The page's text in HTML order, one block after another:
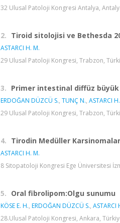
32 Ulusal Patoloji Kongresi Antalya,
2. Tiroid sitolojisi ve Bethesda
ASTARCI H. M.
29 Ulusal Patoloji Kongresi, Trabzon,
3. Primer intestinal diffüz
ERDOĞAN DÜZCÜ S., TUNÇ N., ASTARCI
29 Ulusal Patoloji Kongresi, Trabzon,
4. Tirodin Medüller
ASTARCI H. M.
8 Sitopatoloji Kongresi Ege Üniversitesi
5. Oral fibrolipom:Olgu sunumu
KÖSE E. H., ERDOĞAN DÜZCÜ S., ASTARCI
28.Ulusal Patoloji Kongresi, Ankara,